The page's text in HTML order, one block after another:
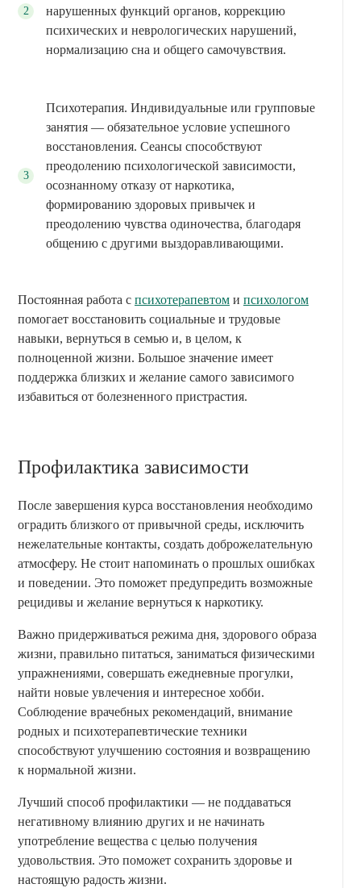
нарушенных функций органов, коррекцию
психических и неврологических нарушений,
нормализацию сна и общего самочувствия.
Психотерапия. Индивидуальные или групповые
занятия — обязательное условие успешного
восстановления. Сеансы способствуют
преодолению психологической зависимости,
осознанному отказу от наркотика,
формированию здоровых привычек и
преодолению чувства одиночества, благодаря
общению с другими выздоравливающими.
Постоянная работа с психотерапевтом и психологом
помогает восстановить социальные и трудовые
навыки, вернуться в семью и, в целом, к
полноценной жизни. Большое значение имеет
поддержка близких и желание самого зависимого
избавиться от болезненного пристрастия.
Профилактика зависимости
После завершения курса восстановления необходимо
оградить близкого от привычной среды, исключить
нежелательные контакты, создать доброжелательную
атмосферу. Не стоит напоминать о прошлых ошибках
и поведении. Это поможет предупредить возможные
рецидивы и желание вернуться к наркотику.
Важно придерживаться режима дня, здорового образа
жизни, правильно питаться, заниматься физическими
упражнениями, совершать ежедневные прогулки,
найти новые увлечения и интересное хобби.
Соблюдение врачебных рекомендаций, внимание
родных и психотерапевтические техники
способствуют улучшению состояния и возвращению
к нормальной жизни.
Лучший способ профилактики — не поддаваться
негативному влиянию других и не начинать
употребление вещества с целью получения
удовольствия. Это поможет сохранить здоровье и
настоящую радость жизни.